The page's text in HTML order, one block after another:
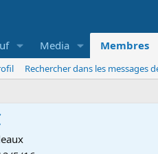
Media Membres
Rechercher dans les messages